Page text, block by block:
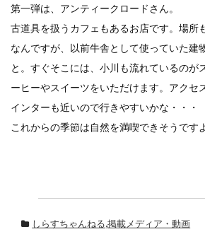
第一弾は、アンティークロードさん。
古道具を扱うカフェもあるお店です。場所
なんですが、以前牛舎として使っていた建
と。すぐそこには、小川も流れているのが
ーヒーやスイーツをいただけます。アクセ
インターも近いので行きやすいかな・・・
これからの季節は自然を満喫できそうです
しらすちゃんねる,掲載メディア・動画